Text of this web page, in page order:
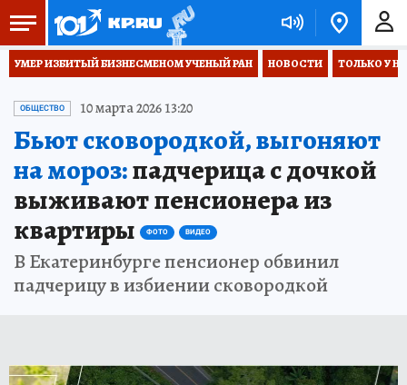
УМЕР ИЗБИТЫЙ БИЗНЕСМЕНОМ УЧЕНЫЙ РАН НОВОСТИ ТОЛЬКО У
ОБЩЕСТВО 10 марта 2026 13:20
Бьют сковородкой, выгоняют
на мороз:падчерица с дочкой
выживают пенсионера из
квартиры
ФОТО ВИДЕО
В Екатеринбурге пенсионер обвинил
падчерицу в избиении сковородкой